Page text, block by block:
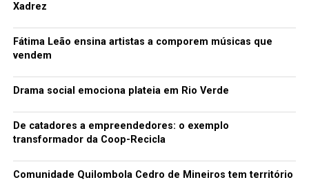
Xadrez
Fátima Leão ensina artistas a comporem músicas que
vendem
Drama social emociona plateia em Rio Verde
De catadores a empreendedores: o exemplo
transformador da Coop-Recicla
Comunidade Quilombola Cedro de Mineiros tem território